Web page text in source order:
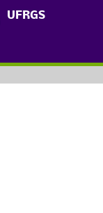
UFRGS